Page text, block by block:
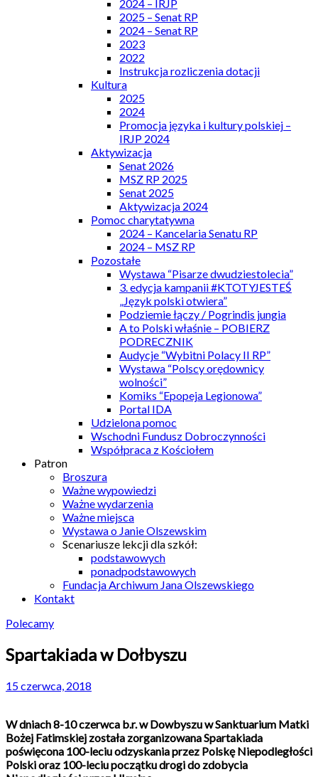
2024 – IRJP
2025 – Senat RP
2024 – Senat RP
2023
2022
Instrukcja rozliczenia dotacji
Kultura
2025
2024
Promocja języka i kultury polskiej –
IRJP 2024
Aktywizacja
Senat 2026
MSZ RP 2025
Senat 2025
Aktywizacja 2024
Pomoc charytatywna
2024 – Kancelaria Senatu RP
2024 – MSZ RP
Pozostałe
Wystawa “Pisarze dwudziestolecia”
3. edycja kampanii #KTOTYJESTEŚ
„Język polski otwiera”
Podziemie łączy / Pogrindis jungia
A to Polski właśnie – POBIERZ
PODRECZNIK
Audycje “Wybitni Polacy II RP”
Wystawa “Polscy orędownicy
wolności”
Komiks “Epopeja Legionowa”
Portal IDA
Udzielona pomoc
Wschodni Fundusz Dobroczynności
Współpraca z Kościołem
Patron
Broszura
Ważne wypowiedzi
Ważne wydarzenia
Ważne miejsca
Wystawa o Janie Olszewskim
Scenariusze lekcji dla szkół:
podstawowych
ponadpodstawowych
Fundacja Archiwum Jana Olszewskiego
Kontakt
Polecamy
Spartakiada w Dołbyszu
15 czerwca, 2018
W dniach 8-10 czerwca b.r. w Dowbyszu w Sanktuarium Matki
Bożej Fatimskiej została zorganizowana Spartakiada
poświęcona 100-leciu odzyskania przez Polskę Niepodległości
Polski oraz 100-leciu początku drogi do zdobycia